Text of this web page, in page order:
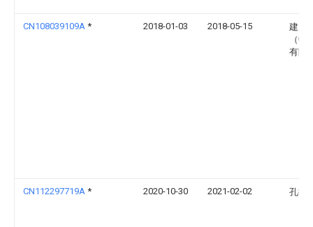
CN108039109A * 2018-01-03 2018-05-15
建大
（中
有限
CN112297719A * 2020-10-30 2021-02-02 孔德